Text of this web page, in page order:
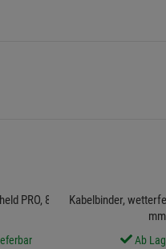
PRO, 80cm,Kabelbinder,
Ab